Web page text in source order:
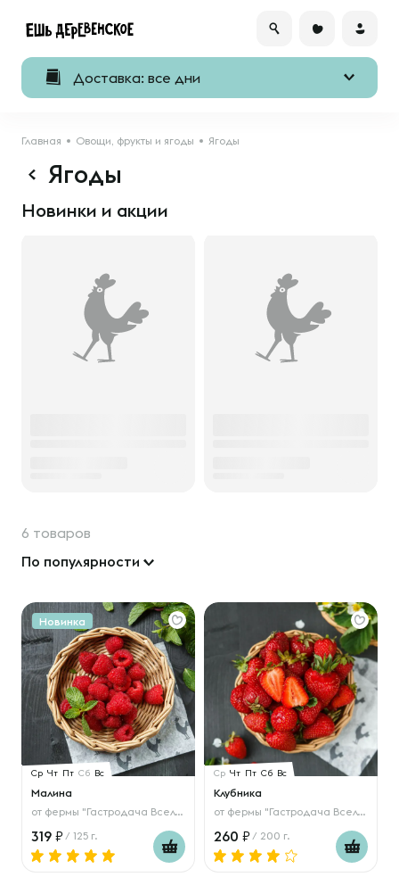
Доставка: все дни
Главная Овощи, фрукты и ягоды Ягоды
Ягоды
Новинки и акции
6 товаров
По популярности
Новинка
Ср Чт Пт Сб Вс
Малина
от фермы "Гастродача Вселуг"
319 / 125 г.
Ср Чт Пт Сб Вс
Клубника
от фермы "Гастродача Вселуг"
260 / 200 г.